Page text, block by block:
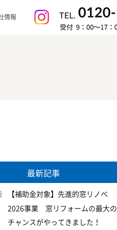
情報
最新記事
【補助金対象】先進的窓リノベ
2026事業 窓リフォームの最大の
チャンスがやってきました！